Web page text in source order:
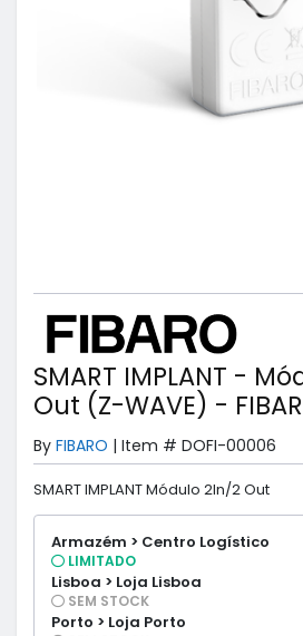
SMART IMPLANT -
Out (Z-WAVE) -
By FIBARO | Item # DOFI-00006
SMART IMPLANT Módulo 2In/2 Out
Armazém > Centro Logístico
LIMITADO
Lisboa > Loja Lisboa
SEM STOCK
Porto > Loja Porto